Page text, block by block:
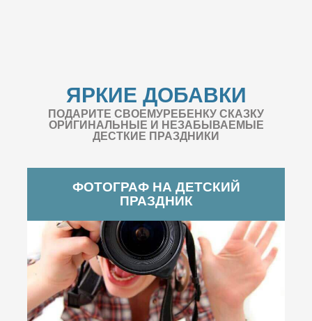
ЯРКИЕ ДОБАВКИ
ПОДАРИТЕ СВОЕМУРЕБЕНКУ СКАЗКУ
ОРИГИНАЛЬНЫЕ И НЕЗАБЫВАЕМЫЕ
ДЕСТКИЕ ПРАЗДНИКИ
ФОТОГРАФ НА ДЕТСКИЙ
ПРАЗДНИК